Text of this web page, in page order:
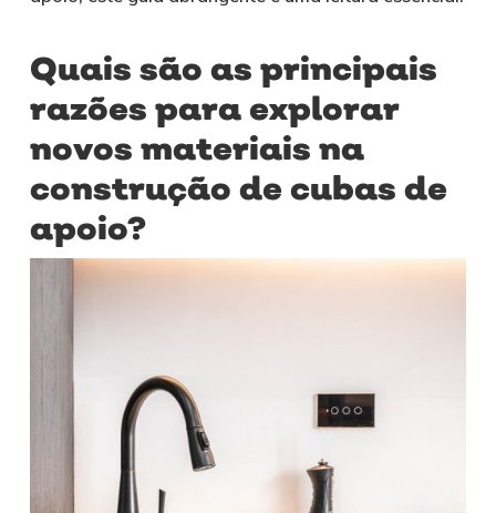
Quais são as principais
razões para explorar
novos materiais na
construção de cubas de
apoio?